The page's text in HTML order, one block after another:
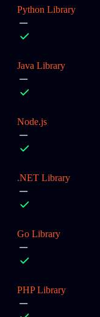
Python Library
Java Library
Node.js
.NET Library
Go Library
PHP Library